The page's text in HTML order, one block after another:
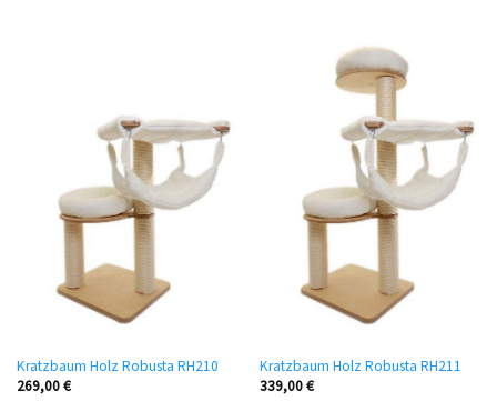
Kratzbaum Holz Robusta RH210
269,00€
Kratzbaum Holz Robusta RH211
339,00€